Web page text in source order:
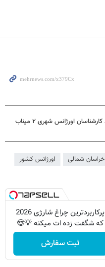
شمالی اورژانس کشور
پرکاربردترین چراغ شارژی 2026
که شگفت زده ات میکنه 💡😍
ثبت سفارش